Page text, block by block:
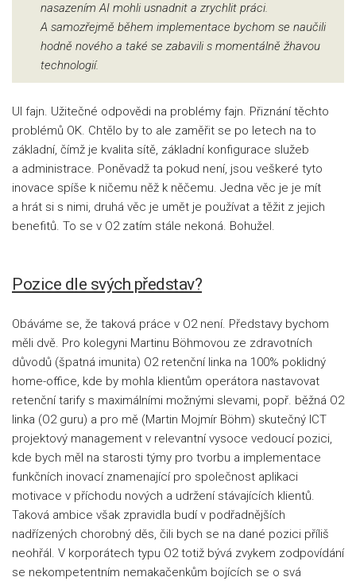
nasazením AI mohli usnadnit a zrychlit práci.
A samozřejmě během implementace bychom se naučili
hodně nového a také se zabavili s momentálně žhavou
technologií.
UI fajn. Užitečné odpovědi na problémy fajn. Přiznání těchto
problémů OK. Chtělo by to ale zaměřit se po letech na to
základní, čímž je kvalita sítě, základní konfigurace služeb
a administrace. Poněvadž ta pokud není, jsou veškeré tyto
inovace spíše k ničemu něž k něčemu. Jedna věc je je mít
a hrát si s nimi, druhá věc je umět je používat a těžit z jejich
benefitů. To se v O2 zatím stále nekoná. Bohužel.
Pozice dle svých představ?
Obáváme se, že taková práce v O2 není. Představy bychom
měli dvě. Pro kolegyni Martinu Böhmovou ze zdravotních
důvodů (špatná imunita) O2 retenční linka na 100% poklidný
home-office, kde by mohla klientům operátora nastavovat
retenční tarify s maximálními možnými slevami, popř. běžná O2
linka (O2 guru) a pro mě (Martin Mojmír Böhm) skutečný ICT
projektový management v relevantní vysoce vedoucí pozici,
kde bych měl na starosti týmy pro tvorbu a implementace
funkčních inovací znamenající pro společnost aplikaci
motivace v příchodu nových a udržení stávajících klientů.
Taková ambice však zpravidla budí v podřadnějších
nadřízených chorobný děs, čili bych se na dané pozici příliš
neohřál. V korporátech typu O2 totiž bývá zvykem zodpovídání
se nekompetentním nemakačenkům bojících se o svá